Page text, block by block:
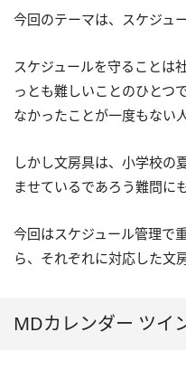
今回のテーマは、スケジュ
スケジュールを守ることは
っとも難しいことのひとつ
なかったことが一度もない
しかし文房具は、小学校の
ませているであろう難問に
今回はスケジュール管理で
ら、それぞれに対応した文
MDカレンダー ツイ